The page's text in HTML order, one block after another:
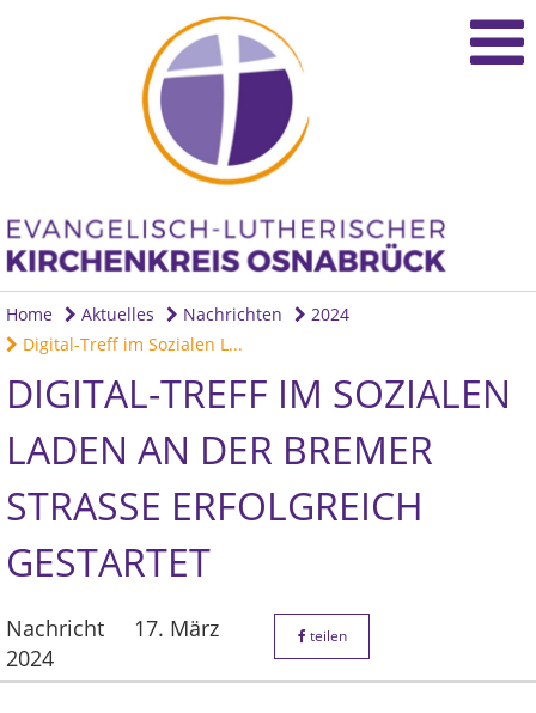
Home Aktuelles Nachrichten
2024
Digital-Treff im Sozialen L...
DIGITAL-TREFF IM SOZIALEN
LADEN AN DER BREMER
STRASSE ERFOLGREICH G
ESTARTET
Nachricht
17. März
2024
teilen